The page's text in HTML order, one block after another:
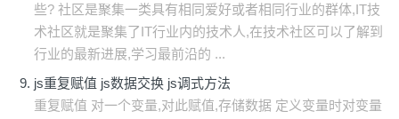
些? 社区是聚集一类具有相同爱好或者相同行业的群体,IT技
术社区就是聚集了IT行业内的技术人,在技术社区可以了解到
行业的最新进展,学习最前沿的 ...
js重复赋值 js数据交换 js调式方法
重复赋值 对一个变量,对此赋值,存储数据 定义变量时对变量